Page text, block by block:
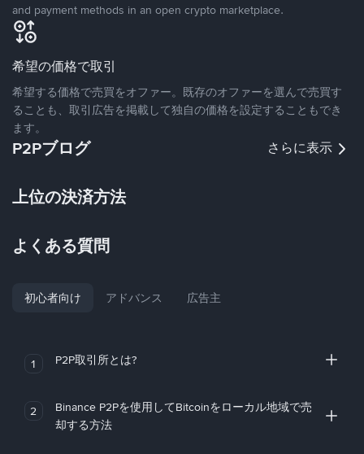
and payment methods in an open crypto marketplace.
希望の価格で取引
希望する価格で売買をオファー。既存のオファーを選んで売買す
ることも、取引広告を掲載して独自の価格を設定することもでき
ます。
P2Pブログ さらに表示
上位の決済方法
よくある質問
初心者向け アドバンス 広告主
1 P2P取引所とは?
2
Binance P2Pを使用してBitcoinをローカル地域で売
却する方法